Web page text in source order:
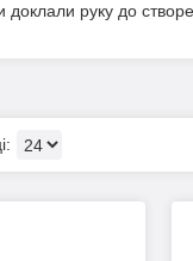
руку до